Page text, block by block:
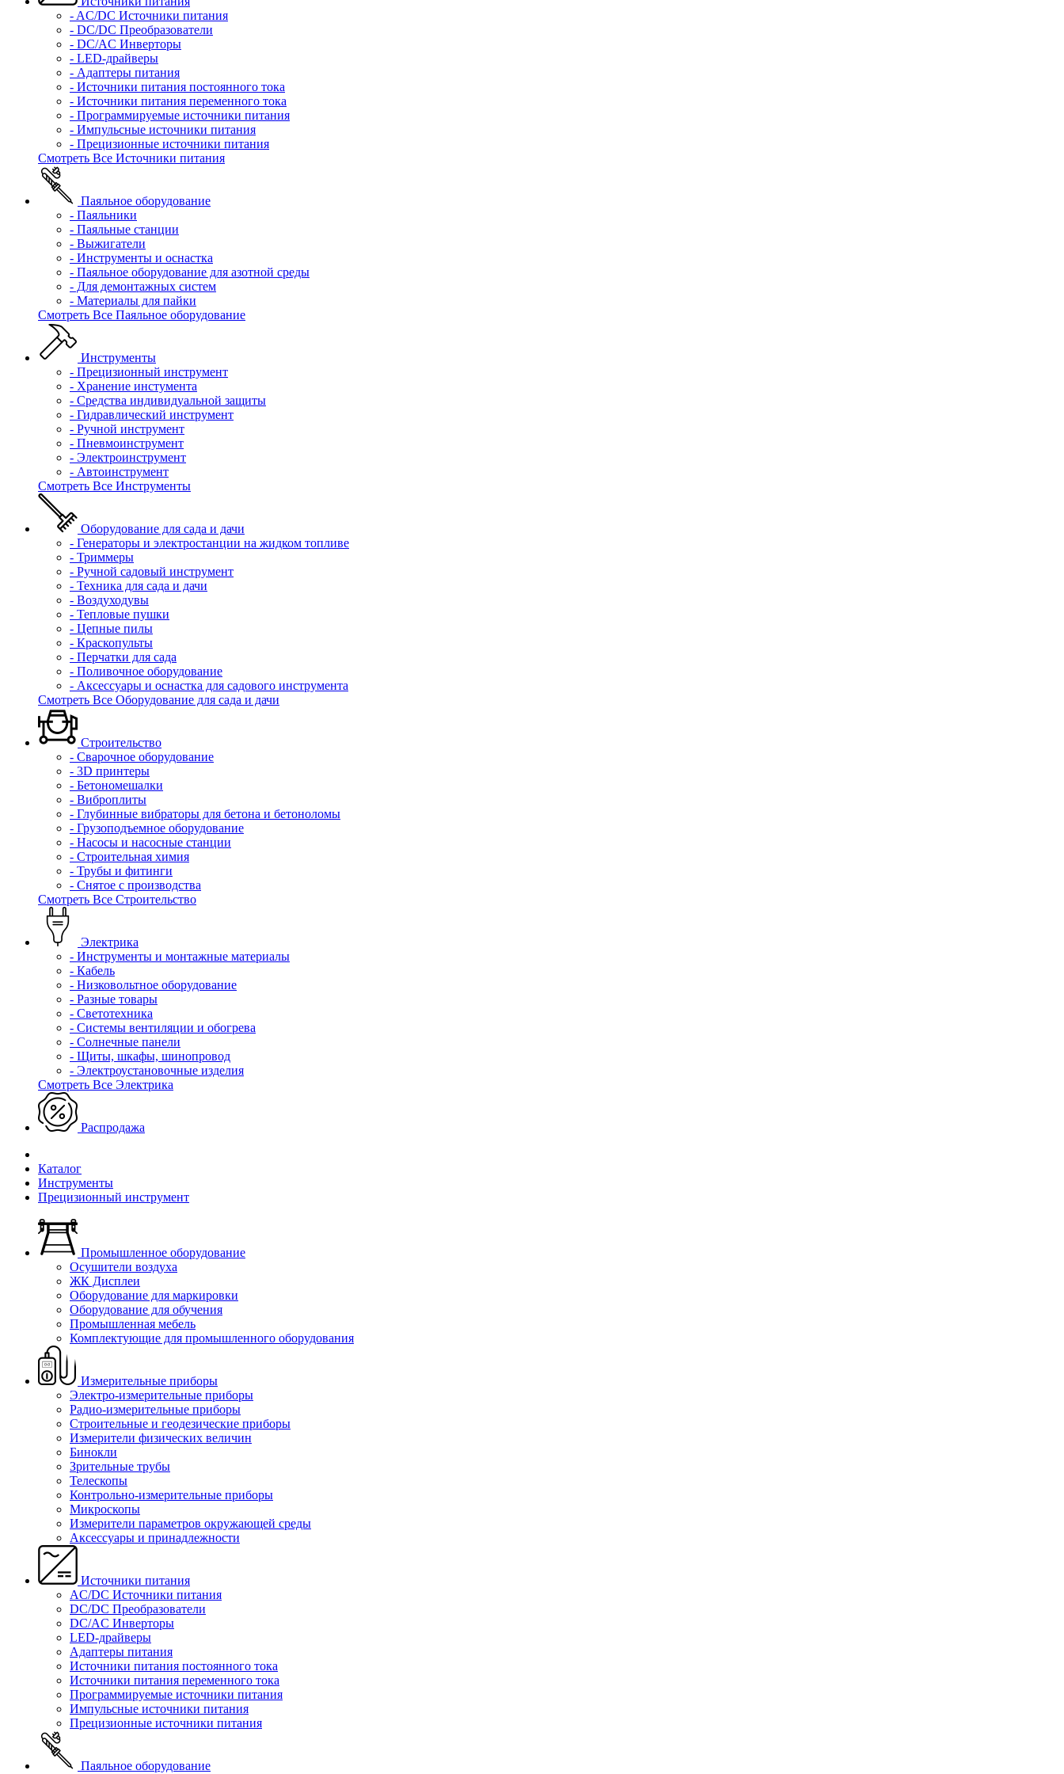
- AC/DC Источники питания
- DC/DC Преобразователи
- DC/AC Инверторы
- LED-драйверы
- Адаптеры питания
- Источники питания постоянного тока
- Источники питания переменного тока
- Программируемые источники питания
- Импульсные источники питания
- Прецизионные источники питания
Смотреть Все Источники питания
Паяльное оборудование
- Паяльники
- Паяльные станции
- Выжигатели
- Инструменты и оснастка
- Паяльное оборудование для азотной среды
- Для демонтажных систем
- Материалы для пайки
Смотреть Все Паяльное оборудование
Инструменты
- Прецизионный инструмент
- Хранение инстумента
- Средства индивидуальной защиты
- Гидравлический инструмент
- Ручной инструмент
- Пневмоинструмент
- Электроинструмент
- Автоинструмент
Смотреть Все Инструменты
Оборудование для сада и дачи
- Генераторы и электростанции на жидком топливе
- Триммеры
- Ручной садовый инструмент
- Техника для сада и дачи
- Воздуходувы
- Тепловые пушки
- Цепные пилы
- Краскопульты
- Перчатки для сада
- Поливочное оборудование
- Аксессуары и оснастка для садового инструмента
Смотреть Все Оборудование для сада и дачи
Строительство
- Сварочное оборудование
- 3D принтеры
- Бетономешалки
- Виброплиты
- Глубинные вибраторы для бетона и бетоноломы
- Грузоподъемное оборудование
- Насосы и насосные станции
- Строительная химия
- Трубы и фитинги
- Снятое с производства
Смотреть Все Строительство
Электрика
- Инструменты и монтажные материалы
- Кабель
- Низковольтное оборудование
- Разные товары
- Светотехника
- Системы вентиляции и обогрева
- Солнечные панели
- Щиты, шкафы, шинопровод
- Электроустановочные изделия
Смотреть Все Электрика
Распродажа
Каталог
Инструменты
Прецизионный инструмент
Промышленное оборудование
Осушители воздуха
ЖК Дисплеи
Оборудование для маркировки
Оборудование для обучения
Промышленная мебель
Комплектующие для промышленного оборудования
Измерительные приборы
Электро-измерительные приборы
Радио-измерительные приборы
Строительные и геодезические приборы
Измерители физических величин
Бинокли
Зрительные трубы
Телескопы
Контрольно-измерительные приборы
Микроскопы
Измерители параметров окружающей среды
Аксессуары и принадлежности
Источники питания
AC/DC Источники питания
DC/DC Преобразователи
DC/AC Инверторы
LED-драйверы
Адаптеры питания
Источники питания постоянного тока
Источники питания переменного тока
Программируемые источники питания
Импульсные источники питания
Прецизионные источники питания
Паяльное оборудование